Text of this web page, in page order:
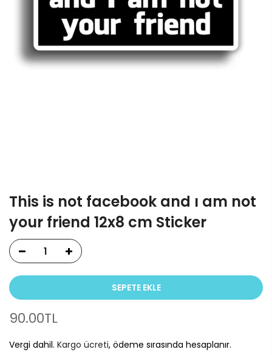
This is not facebook and ı am not
your friend 12x8 cm Sticker
SEPETE EKLE
90.00TL
Vergi dahil. Kargo ücreti, ödeme sırasında hesaplanır.